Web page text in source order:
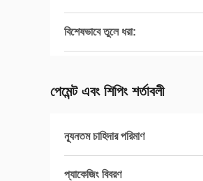
বিশেষভাবে তুলে ধরা:
পেমেন্ট এবং শিপিং শর্তাবলী
ন্যূনতম চাহিদার পরিমাণ
প্যাকেজিং বিবরণ